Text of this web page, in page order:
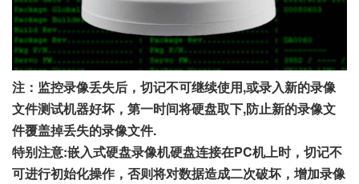
注：监控录像丢失后，切记不可继续使用,或录入新的录像
文件测试机器好坏，第一时间将硬盘取下,防止新的录像文
件覆盖掉丢失的录像文件.
特别注意:嵌入式硬盘录像机硬盘连接在PC机上时，切记不
可进行初始化操作，否则将对数据造成二次破坏，增加录像